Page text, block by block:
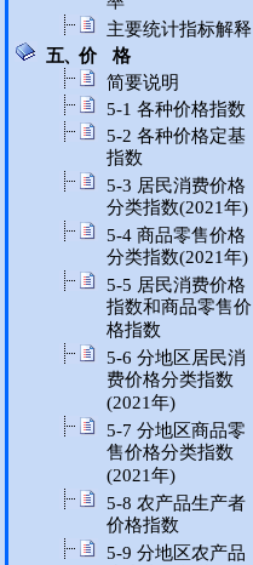
主要统计指标解释
五、价 格
简要说明
5-1 各种价格指数
5-2 各种价格定基
指数
5-3 居民消费价格
分类指数(2021年)
5-4 商品零售价格
分类指数(2021年)
5-5 居民消费价格
指数和商品零售价
格指数
5-6 分地区居民消
费价格分类指数
(2021年)
5-7 分地区商品零
售价格分类指数
(2021年)
5-8 农产品生产者
价格指数
5-9 分地区农产品